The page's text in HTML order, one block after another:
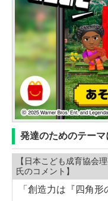
発達のためのテーマ
【日本こども成育協会
氏のコメント】
「創造力は『四角形